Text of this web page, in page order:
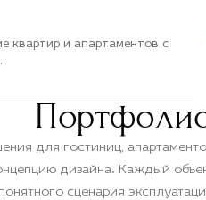
квартир и апартаментов с
для гостиниц,
дизайна. Каждый
сценария